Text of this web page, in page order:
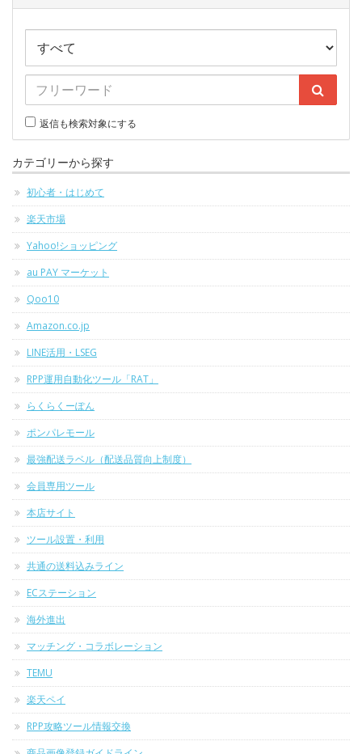
返信も検索対象にする
カテゴリーから探す
初心者・はじめて
楽天市場
Yahoo!ショッピング
au PAY マーケット
Qoo10
Amazon.co.jp
LINE活用・LSEG
RPP運用自動化ツール「RAT」
らくらくーぽん
ポンパレモール
最強配送ラベル（配送品質向上制度）
会員専用ツール
本店サイト
ツール設置・利用
共通の送料込みライン
ECステーション
海外進出
マッチング・コラボレーション
TEMU
楽天ペイ
RPP攻略ツール情報交換